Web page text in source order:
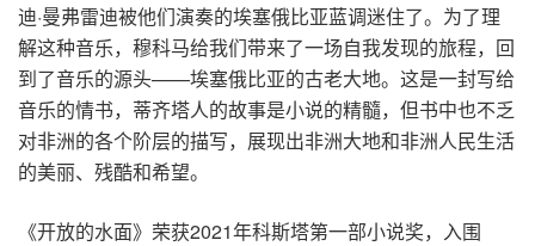
迪·曼弗雷迪被他们演奏的埃塞俄比亚蓝调迷住了。为了理
解这种音乐，穆科马给我们带来了一场自我发现的旅程，回
到了音乐的源头——埃塞俄比亚的古老大地。这是一封写给
音乐的情书，蒂齐塔人的故事是小说的精髓，但书中也不乏
对非洲的各个阶层的描写，展现出非洲大地和非洲人民生活
的美丽、残酷和希望。
《开放的水面》荣获2021年科斯塔第一部小说奖，入围